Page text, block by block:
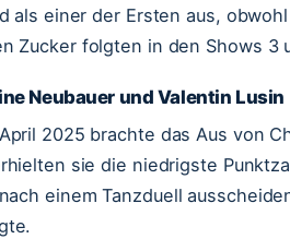
als einer der Ersten aus,
Zucker folgten in den Shows 3
Neubauer und Valentin Lusin
2025 brachte das Aus von
sie die niedrigste
einem Tanzduell